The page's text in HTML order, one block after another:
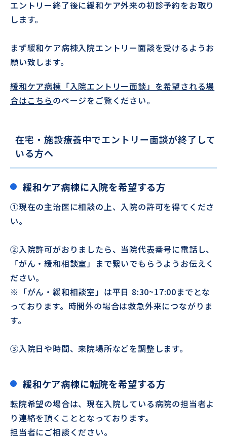
エントリー終了後に緩和ケア外来の初診予約をお取り
します。
まず緩和ケア病棟入院エントリー面談を受けるようお
願い致します。
緩和ケア病棟「入院エントリー面談」を希望される場
合はこちらのページをご覧ください。
在宅・施設療養中でエントリー面談が終了して
いる方へ
緩和ケア病棟に入院を希望する方
①現在の主治医に相談の上、入院の許可を得てくださ
い。
②入院許可がおりましたら、当院代表番号に電話し、
「がん・緩和相談室」まで繋いでもらうようお伝えく
ださい。
※「がん・緩和相談室」は平日 8:30~17:00までとな
っております。時間外の場合は救急外来につながりま
す。
③入院日や時間、来院場所などを調整します。
緩和ケア病棟に転院を希望する方
転院希望の場合は、現在入院している病院の担当者よ
り連絡を頂くこととなっております。
担当者にご相談ください。